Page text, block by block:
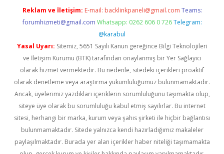
Reklam ve İletişim: E-mail: backlinkpaneli@gmail.com Teams:
forumhizmeti@gmail.com Whatsapp: 0262 606 0 726 Telegram:
@karabul
Yasal Uyarı: Sitemiz, 5651 Sayılı Kanun gereğince Bilgi Teknolojileri
ve İletişim Kurumu (BTK) tarafından onaylanmış bir Yer Sağlayıcı
olarak hizmet vermektedir. Bu nedenle, sitedeki içerikleri proaktif
olarak denetleme veya araştırma yükümlülüğümüz bulunmamaktadır.
Ancak, üyelerimiz yazdıkları içeriklerin sorumluluğunu taşımakta olup,
siteye üye olarak bu sorumluluğu kabul etmiş sayılırlar. Bu internet
sitesi, herhangi bir marka, kurum veya şahıs şirketi ile hiçbir bağlantısı
bulunmamaktadır. Sitede yalnızca kendi hazırladığımız makaleler
paylaşılmaktadır. Burada yer alan içerikler haber niteliği taşımamakta